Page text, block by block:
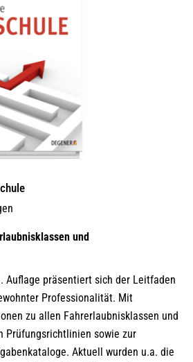
und
Auflage präsentiert sich der Leitfaden
Professionalität. Mit
zu allen Fahrerlaubnisklassen und
Prüfungsrichtlinien sowie zur
Aktuell wurden u.a. die